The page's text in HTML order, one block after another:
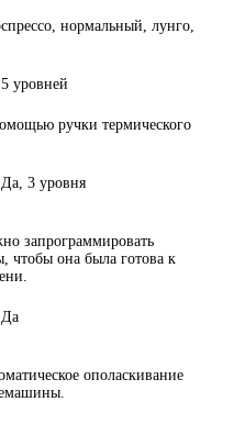
5 уровней
Да, 3 уровня
Да